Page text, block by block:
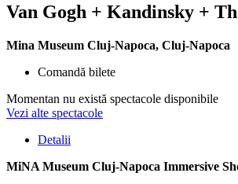
Van Gogh + Kandinsky +
Mina Museum Cluj-Napoca, Cluj-Napoca
Comandă bilete
Momentan nu există spectacole disponibile
Vezi alte spectacole
Detalii
MiNA Museum Cluj-Napoca Immersive